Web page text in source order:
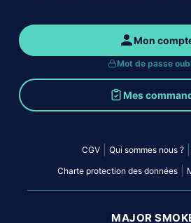
Mon
Mot de passe
Mes
CGV Qui sommes nous ?
Charte protection des données
MAJOR